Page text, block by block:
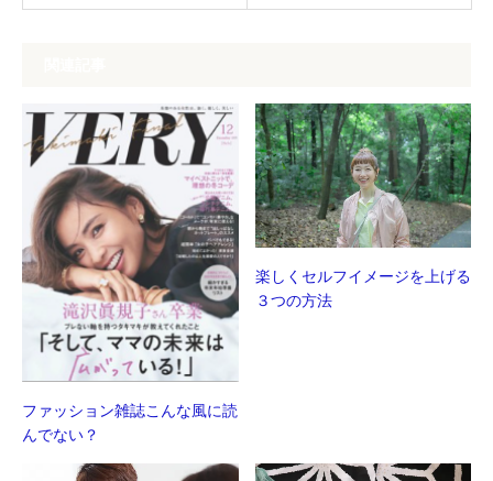
ま
す)
ファッション雑誌こんな風に読
んでない？
楽しくセルフイメージを上げる
３つの方法